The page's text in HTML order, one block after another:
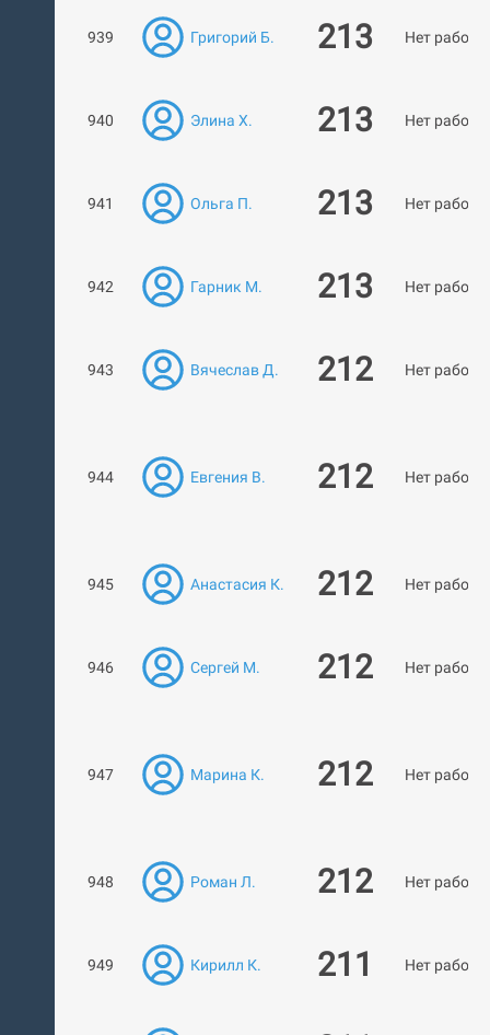
939 Григорий Б. 213 Нет работ
940 Элина Х. 213 Нет работ
941 Ольга П. 213 Нет работ
942 Гарник М. 213 Нет работ
943 Вячеслав Д. 212 Нет работ
944 Евгения В. 212 Нет работ
945 Анастасия К. 212 Нет работ
946 Сергей М. 212 Нет работ
947 Марина К. 212 Нет работ
948 Роман Л. 212 Нет работ
949 Кирилл К. 211 Нет работ